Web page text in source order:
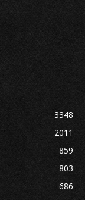
3348
2011
859
803
686